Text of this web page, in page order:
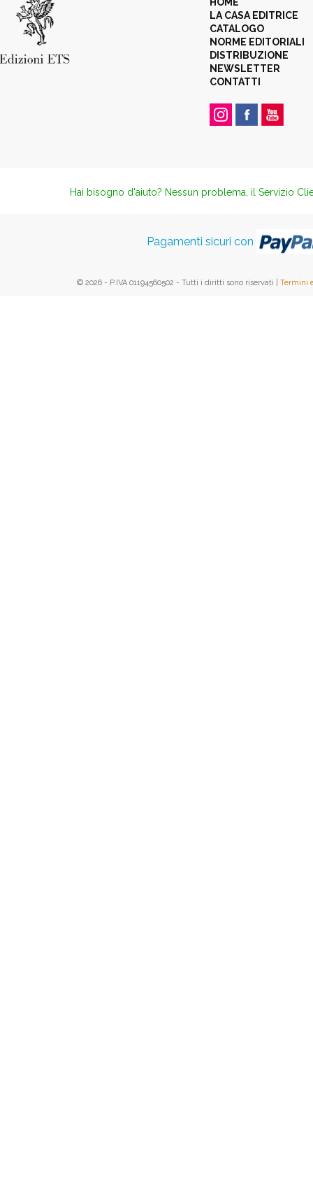
LA CASA EDITRICE
CATALOGO
NORME EDITORIALI
DISTRIBUZIONE
NEWSLETTER
CONTATTI
Hai bisogno d'aiuto? Nessun problema, il Servizio
Pagamenti sicuri con
© 2026 - P.IVA 01194560502 - Tutti i diritti sono riservati | Termini